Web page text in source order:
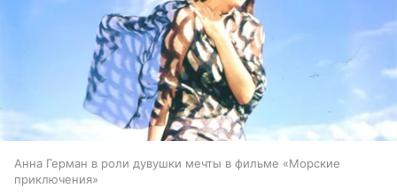
Анна Герман в роли дувушки мечты в фильме «Морские
приключения»